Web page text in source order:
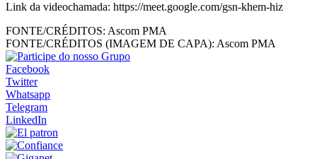
Link da videochamada: https://meet.google.com/gsn-khem-hiz
FONTE/CRÉDITOS: Ascom PMA
FONTE/CRÉDITOS (IMAGEM DE CAPA): Ascom PMA
Facebook
Twitter
Whatsapp
Telegram
LinkedIn